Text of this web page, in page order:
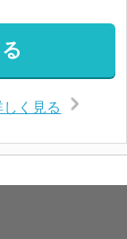
く見る